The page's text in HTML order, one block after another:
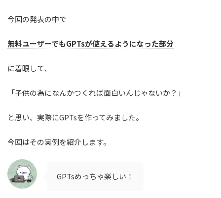
今回の発表の中で
無料ユーザーでもGPTsが使えるようになった部分
に着眼して、
「子供の為になんかつくれば面白いんじゃないか？」
と思い、実際にGPTsを作ってみました。
今回はその実例を紹介します。
GPTsめっちゃ楽しい！